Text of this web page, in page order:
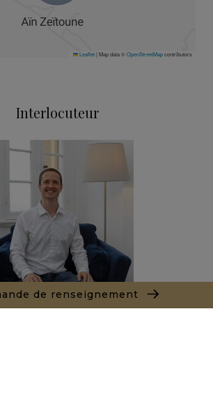
de renseignement
Leaflet| Map data ©OpenStreetMapcontributors
Interlocuteur